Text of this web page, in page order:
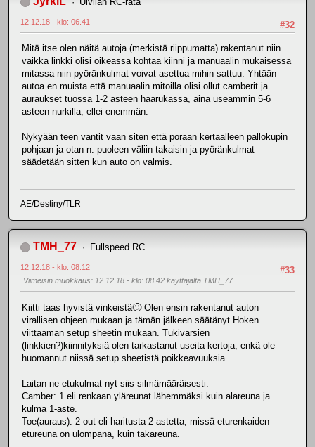
#32
12.12.18 - klo: 06.41
Mitä itse olen näitä autoja (merkistä riippumatta) rakentanut niin
vaikka linkki olisi oikeassa kohtaa kiinni ja manuaalin mukaisessa
mitassa niin pyöränkulmat voivat asettua mihin sattuu. Yhtään
autoa en muista että manuaalin mitoilla olisi ollut camberit ja
auraukset tuossa 1-2 asteen haarukassa, aina useammin 5-6
asteen nurkilla, ellei enemmän.
Nykyään teen vantit vaan siten että poraan kertaalleen pallokupin
pohjaan ja otan n. puoleen väliin takaisin ja pyöränkulmat
säädetään sitten kun auto on valmis.
AE/Destiny/TLR
TMH_77 Fullspeed RC
#33
12.12.18 - klo: 08.12
Viimeisin muokkaus: 12.12.18 - klo: 08.42 käyttäjältä TMH_77
Kiitti taas hyvistä vinkeistä🙂 Olen ensin rakentanut auton
virallisen ohjeen mukaan ja tämän jälkeen säätänyt Hoken
viittaaman setup sheetin mukaan. Tukivarsien
(linkkien?)kiinnityksiä olen tarkastanut useita kertoja, enkä ole
huomannut niissä setup sheetistä poikkeavuuksia.
Laitan ne etukulmat nyt siis silmämääräisesti:
Camber: 1 eli renkaan yläreunat lähemmäksi kuin alareuna ja
kulma 1-aste.
Toe(auraus): 2 out eli haritusta 2-astetta, missä eturenkaiden
etureuna on ulompana, kuin takareuna.